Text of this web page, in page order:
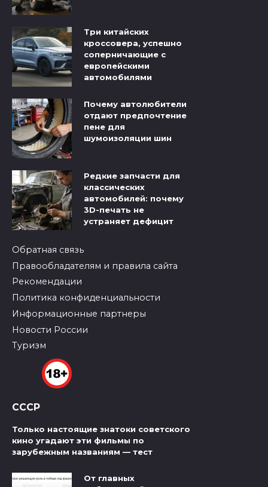
Три китайских
кроссовера, успешно
соперничающие с
европейскими
автомобилями
Почему автолюбители
отдают предпочтение
пене для
шумоизоляции шин
Редкие запчасти для
классических
автомобилей: почему
3D-печать не
устраняет дефицит
Обратная связь
Правообладателям и правила сайта
Рекомендации
Политика конфиденциальности
Информационные партнеры
Новости России
Туризм
СССР
Только настоящие знатоки советского
кино угадают эти фильмы по
зарубежным названиям — тест
От главных